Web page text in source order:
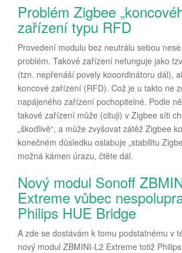
Problém Zigbee
zařízení typu RFD
Provedení modulu bez neutrálu sebou
problém. Takové zařízení nefunguje jako
(tzn. nepřenáší povely kooordinátoru dál),
koncové zařízení (RFD). Což je u takto ne
napájeného zařízení pochopitelné. Podle
takové zařízení může (cituji) v Zigbee síti
„škodlivě“, a může zvyšovat zátěž Zigbee
konečném důsledku oslabuje „stabilitu
možná kámen úrazu, čtěte dál.
Nový modul Sonoff
Extreme vůbec
Philips HUE Bridge
A zde se dostávám k tomu podstatnému v
nový modul ZBMINI-L2 Extreme totiž